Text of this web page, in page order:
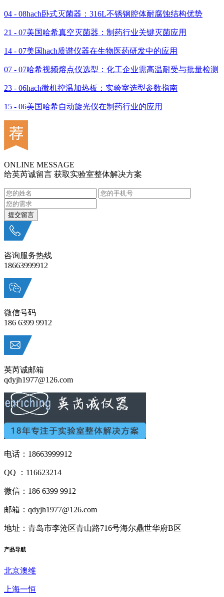
04 - 08hach卧式灭菌器：316L不锈钢腔体耐腐蚀结构优势
21 - 07美国哈希真空灭菌器：制药行业关键灭菌应用
14 - 07美国hach质谱仪器在生物医药研发中的应用
07 - 07哈希视频熔点仪选型：化工企业需高温耐受与批量检测
23 - 06hach微机控温加热板：实验室选型参数指南
15 - 06美国哈希自动旋光仪在制药行业的应用
ONLINE MESSAGE
给英芮诚留言 获取实验室整体解决方案
咨询服务热线
18663999912
微信号码
186 6399 9912
英芮诚邮箱
qdyjh1977@126.com
电话：18663999912
QQ ：116623214
微信：186 6399 9912
邮箱：qdyjh1977@126.com
地址：青岛市李沧区青山路716号海尔鼎世华府B区
产品导航
北京澳维
上海一恒